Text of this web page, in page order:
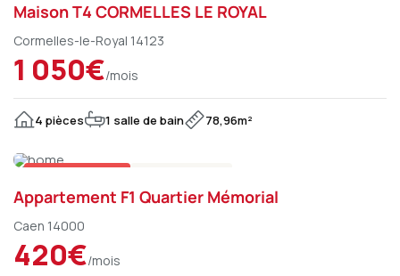
Maison T4 CORMELLES LE ROYAL
Cormelles-le-Royal 14123
1 050€/mois
4 pièces 1 salle de bain 78,96m²
Appartement F1 Quartier Mémorial
Caen 14000
420€/mois